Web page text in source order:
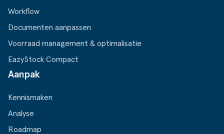
Workflow
Documenten aanpassen
Voorraad management & optimalisatie
EazyStock Compact
Aanpak
Kennismaken
Analyse
Roadmap